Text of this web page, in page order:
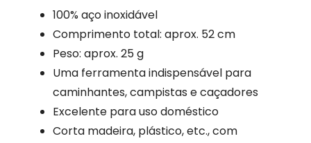
100% aço inoxidável
Comprimento total: aprox. 52 cm
Peso: aprox. 25 g
Uma ferramenta indispensável para
caminhantes, campistas e caçadores
Excelente para uso doméstico
Corta madeira, plástico, etc., com